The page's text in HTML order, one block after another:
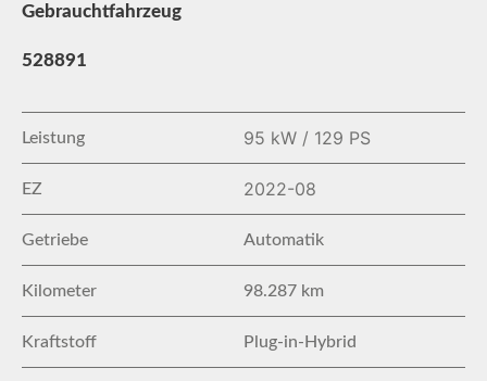
Gebrauchtfahrzeug
528891
Leistung 95 kW / 129 PS
EZ 2022-08
Getriebe Automatik
Kilometer 98.287 km
Kraftstoff Plug-in-Hybrid